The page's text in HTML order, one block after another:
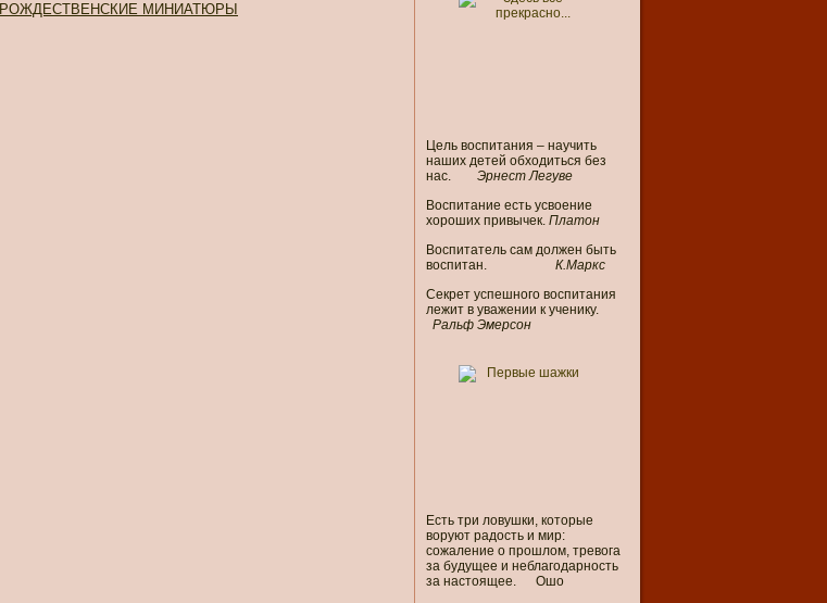
РОЖДЕСТВЕНСКИЕ МИНИАТЮРЫ
Цель воспитания – научить
наших детей обходиться без
нас.
Эрнест Легуве
Воспитание есть усвоение
хороших привычек. Платон
Воспитатель сам должен быть
воспитан.
К.Маркс
Секрет успешного воспитания
лежит в уважении к ученику.
Ральф Эмерсон
Есть три ловушки, которые
воруют радость и мир:
сожаление о прошлом, тревога
за будущее и неблагодарность
за настоящее. Ошо